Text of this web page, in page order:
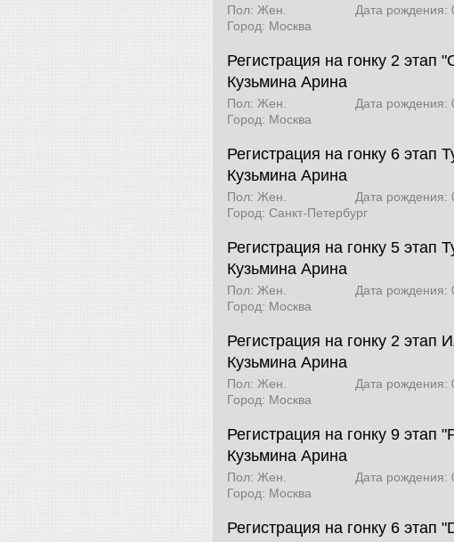
Пол: Жен. Дата рождения:
Город: Москва
Регистрация на гонку 2
Кузьмина Арина
Пол: Жен. Дата рождения:
Город: Москва
Регистрация на гонку 6 этап
Кузьмина Арина
Пол: Жен. Дата рождения:
Город: Санкт-Петербург
Регистрация на гонку 5 этап
Кузьмина Арина
Пол: Жен. Дата рождения:
Город: Москва
Регистрация на гонку 2 этап
Кузьмина Арина
Пол: Жен. Дата рождения:
Город: Москва
Регистрация на гонку 9 этап
Кузьмина Арина
Пол: Жен. Дата рождения:
Город: Москва
Регистрация на гонку 6